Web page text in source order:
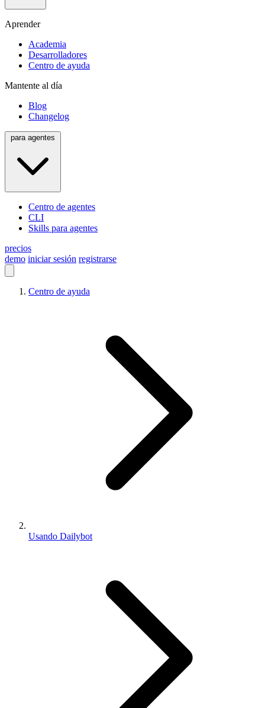
Aprender
Academia
Desarrolladores
Centro de ayuda
Mantente al día
Blog
Changelog
Centro de agentes
CLI
Skills para agentes
precios
demo iniciar sesión registrarse
Centro de ayuda
Usando Dailybot